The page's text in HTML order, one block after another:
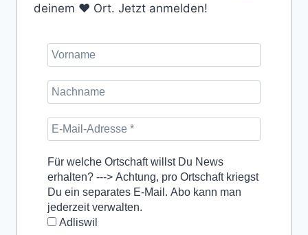
deinem ❤️ Ort. Jetzt anmelden!
Für welche Ortschaft willst Du News
erhalten? ---> Achtung, pro Ortschaft kriegst
Du ein separates E-Mail. Abo kann man
jederzeit verwalten.
Adliswil